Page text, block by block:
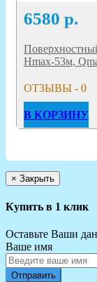
6580 р.
Hmax-53м,
ОТЗЫВЫ - 0
В КОРЗИНУ
× Закрыть
Купить в 1 клик
Оставьте Ваши
Ваше имя
Отправить